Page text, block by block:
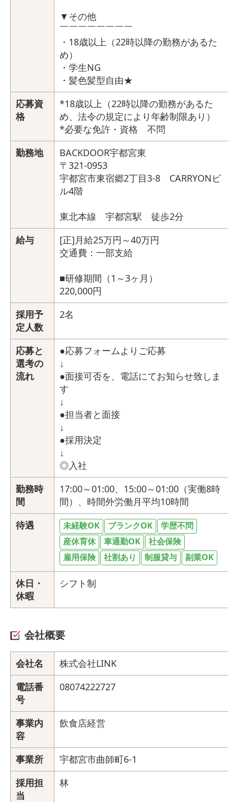
▼その他
￣￣￣￣￣￣￣￣
・18歳以上（22時以降の勤務があるた
め）
・学生NG
・髪色髪型自由★
応募資
格
*18歳以上（22時以降の勤務があるた
め、法令の規定により年齢制限あり）
*必要な免許・資格 不問
勤務地
BACKDOOR宇都宮東
〒321-0953
宇都宮市東宿郷2丁目3-8 CARRYONビ
ル4階
東北本線 宇都宮駅 徒歩2分
給与
[正]月給25万円～40万円
交通費：一部支給
■研修期間（1～3ヶ月）
220,000円
採用予
定人数
2名
応募と
選考の
流れ
●応募フォームよりご応募
↓
●面接可否を、電話にてお知らせ致しま
す
↓
●担当者と面接
↓
●採用決定
↓
◎入社
勤務時
間
17:00～01:00、15:00～01:00（実働8時
間）、時間外労働月平均10時間
待遇
未経験OK ブランクOK
学歴不問
産休育休
車通勤OK
社会保険
雇用保険
社割あり 制服貸与 副業OK
休日・
休暇
シフト制
会社概要
会社名
株式会社LINK
電話番
号
08074222727
事業内
容
飲食店経営
事業所
宇都宮市曲師町6-1
採用担
当
林